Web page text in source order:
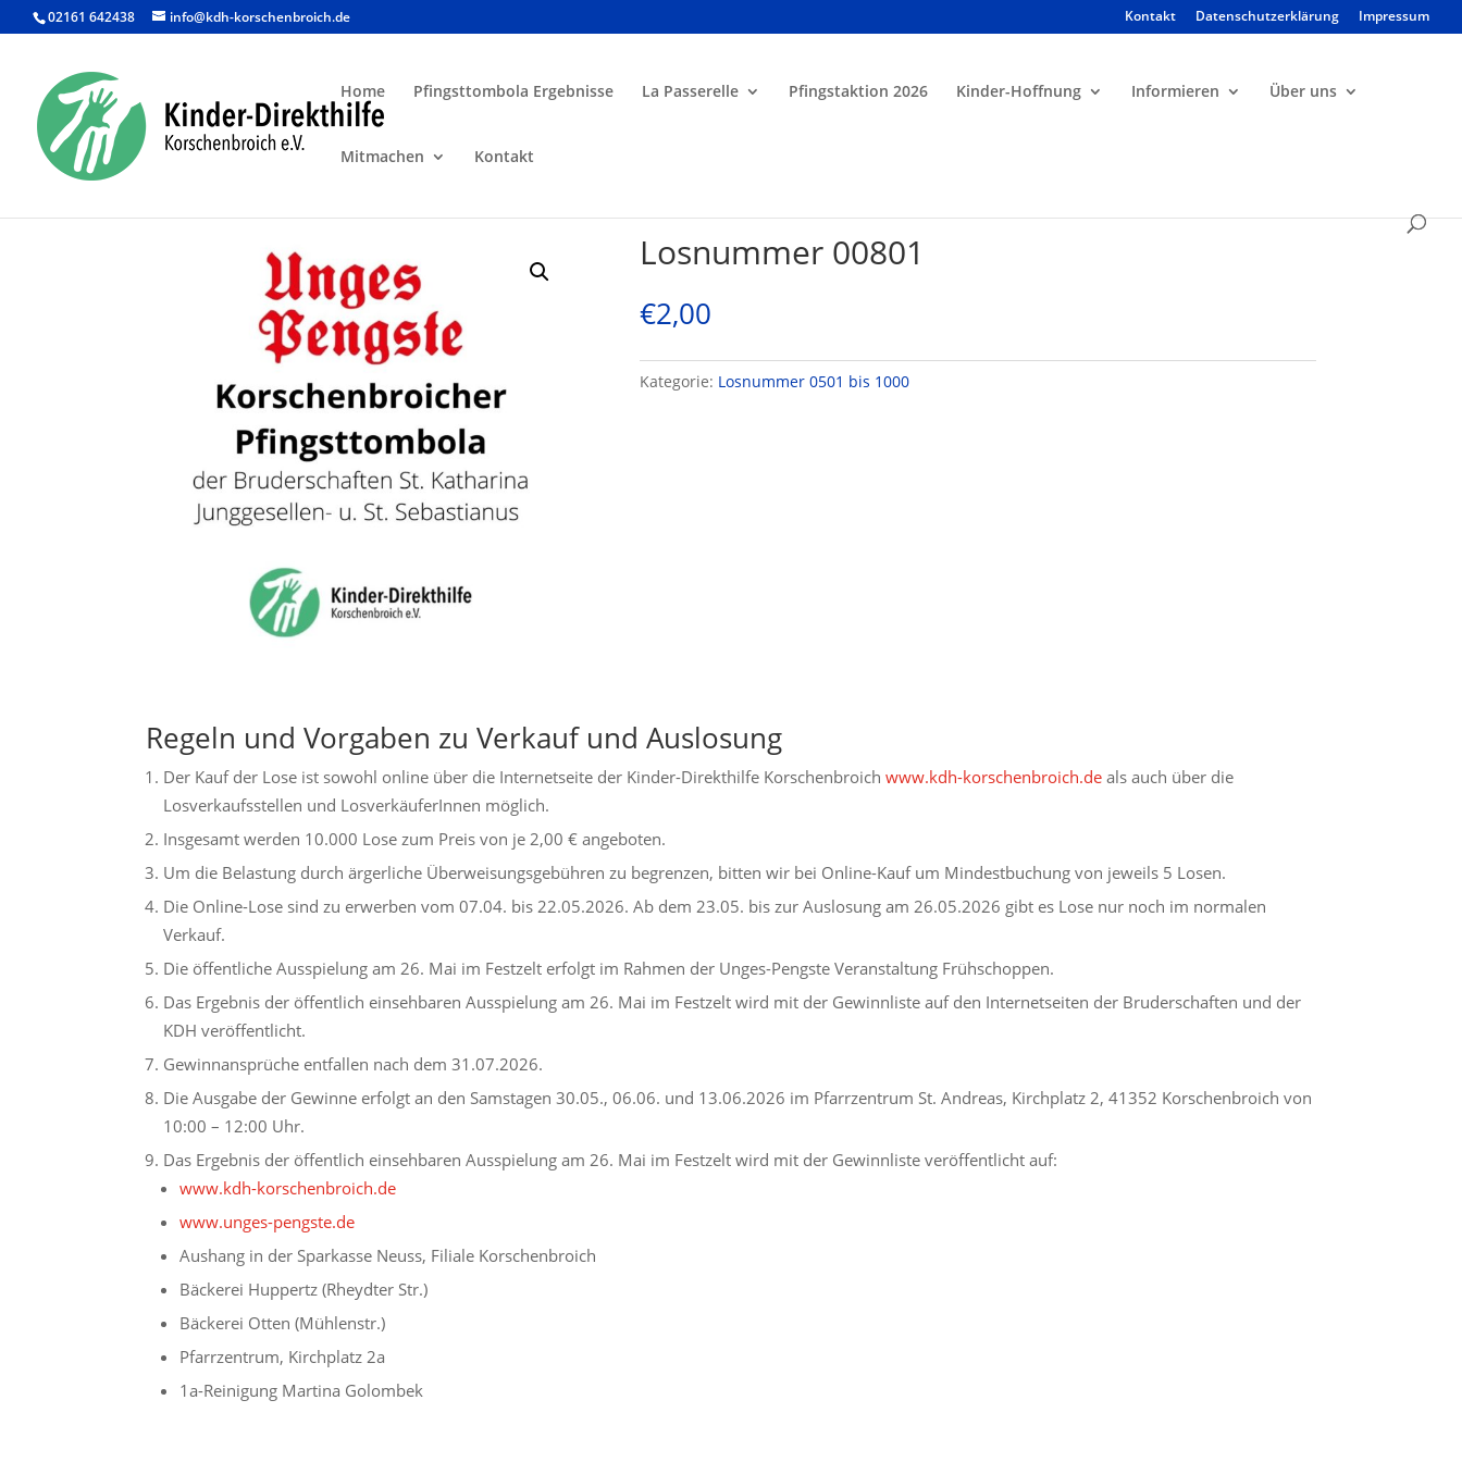
02161 642438 info@kdh-korschenbroich.de Kontakt Datenschutzerklärung Impressum
Home Pfingsttombola Ergebnisse La Passerelle Pfingstaktion 2026 Kinder-Hoffnung Informieren Über uns
Mitmachen Kontakt
Products
Losnummer 00801
€2,00
Kategorie: Losnummer 0501 bis 1000
Regeln und Vorgaben zu Verkauf und Auslosung
Der Kauf der Lose ist sowohl online über die Internetseite der Kinder-Direkthilfe Korschenbroichwww.kdh-korschenbroich.de als auch über die
Losverkaufsstellen und LosverkäuferInnen möglich.
Insgesamt werden 10.000 Lose zum Preis von je 2,00 € angeboten.
Um die Belastung durch ärgerliche Überweisungsgebühren zu begrenzen, bitten wir bei Online-Kauf um Mindestbuchung von jeweils 5 Losen.
Die Online-Lose sind zu erwerben vom 07.04. bis 22.05.2026. Ab dem 23.05. bis zur Auslosung am 26.05.2026 gibt es Lose nur noch im normalen
Verkauf.
Die öffentliche Ausspielung am 26. Mai im Festzelt erfolgt im Rahmen der Unges-Pengste Veranstaltung Frühschoppen.
Das Ergebnis der öffentlich einsehbaren Ausspielung am 26. Mai im Festzelt wird mit der Gewinnliste auf den Internetseiten der Bruderschaften und der
KDH veröffentlicht.
Gewinnansprüche entfallen nach dem 31.07.2026.
Die Ausgabe der Gewinne erfolgt an den Samstagen 30.05., 06.06. und 13.06.2026 im Pfarrzentrum St. Andreas, Kirchplatz 2, 41352 Korschenbroich von
10:00 – 12:00 Uhr.
Das Ergebnis der öffentlich einsehbaren Ausspielung am 26. Mai im Festzelt wird mit der Gewinnliste veröffentlicht auf:
www.kdh-korschenbroich.de
www.unges-pengste.de
Aushang in der Sparkasse Neuss, Filiale Korschenbroich
Bäckerei Huppertz (Rheydter Str.)
Bäckerei Otten (Mühlenstr.)
Pfarrzentrum, Kirchplatz 2a
1a-Reinigung Martina Golombek